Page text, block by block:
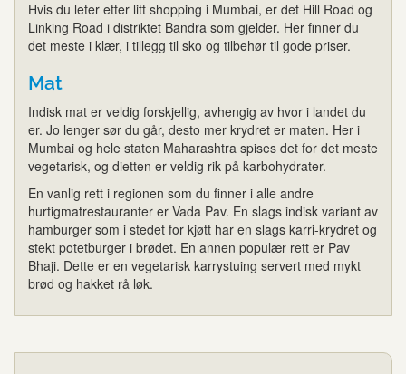
Hvis du leter etter litt shopping i Mumbai, er det Hill Road og
Linking Road i distriktet Bandra som gjelder. Her finner du
det meste i klær, i tillegg til sko og tilbehør til gode priser.
Mat
Indisk mat er veldig forskjellig, avhengig av hvor i landet du
er. Jo lenger sør du går, desto mer krydret er maten. Her i
Mumbai og hele staten Maharashtra spises det for det meste
vegetarisk, og dietten er veldig rik på karbohydrater.
En vanlig rett i regionen som du finner i alle andre
hurtigmatrestauranter er Vada Pav. En slags indisk variant av
hamburger som i stedet for kjøtt har en slags karri-krydret og
stekt potetburger i brødet. En annen populær rett er Pav
Bhaji. Dette er en vegetarisk karrystuing servert med mykt
brød og hakket rå løk.